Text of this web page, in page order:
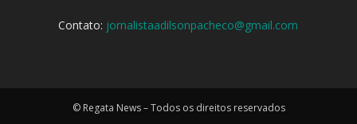
Contato: jornalistaadilsonpacheco@gmail.com
© Regata News – Todos os direitos reservados